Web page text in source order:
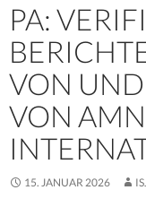
PA:
VON
VON
15. JANUAR 2026